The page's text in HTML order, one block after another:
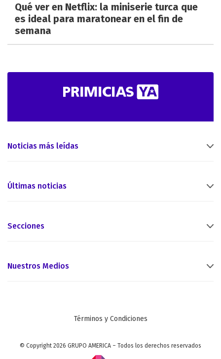
Qué ver en Netflix: la miniserie turca que
es ideal para maratonear en el fin de
semana
Noticias más leídas
Últimas noticias
Secciones
Nuestros Medios
Términos y Condiciones
© Copyright 2026 GRUPO AMERICA – Todos los derechos reservados